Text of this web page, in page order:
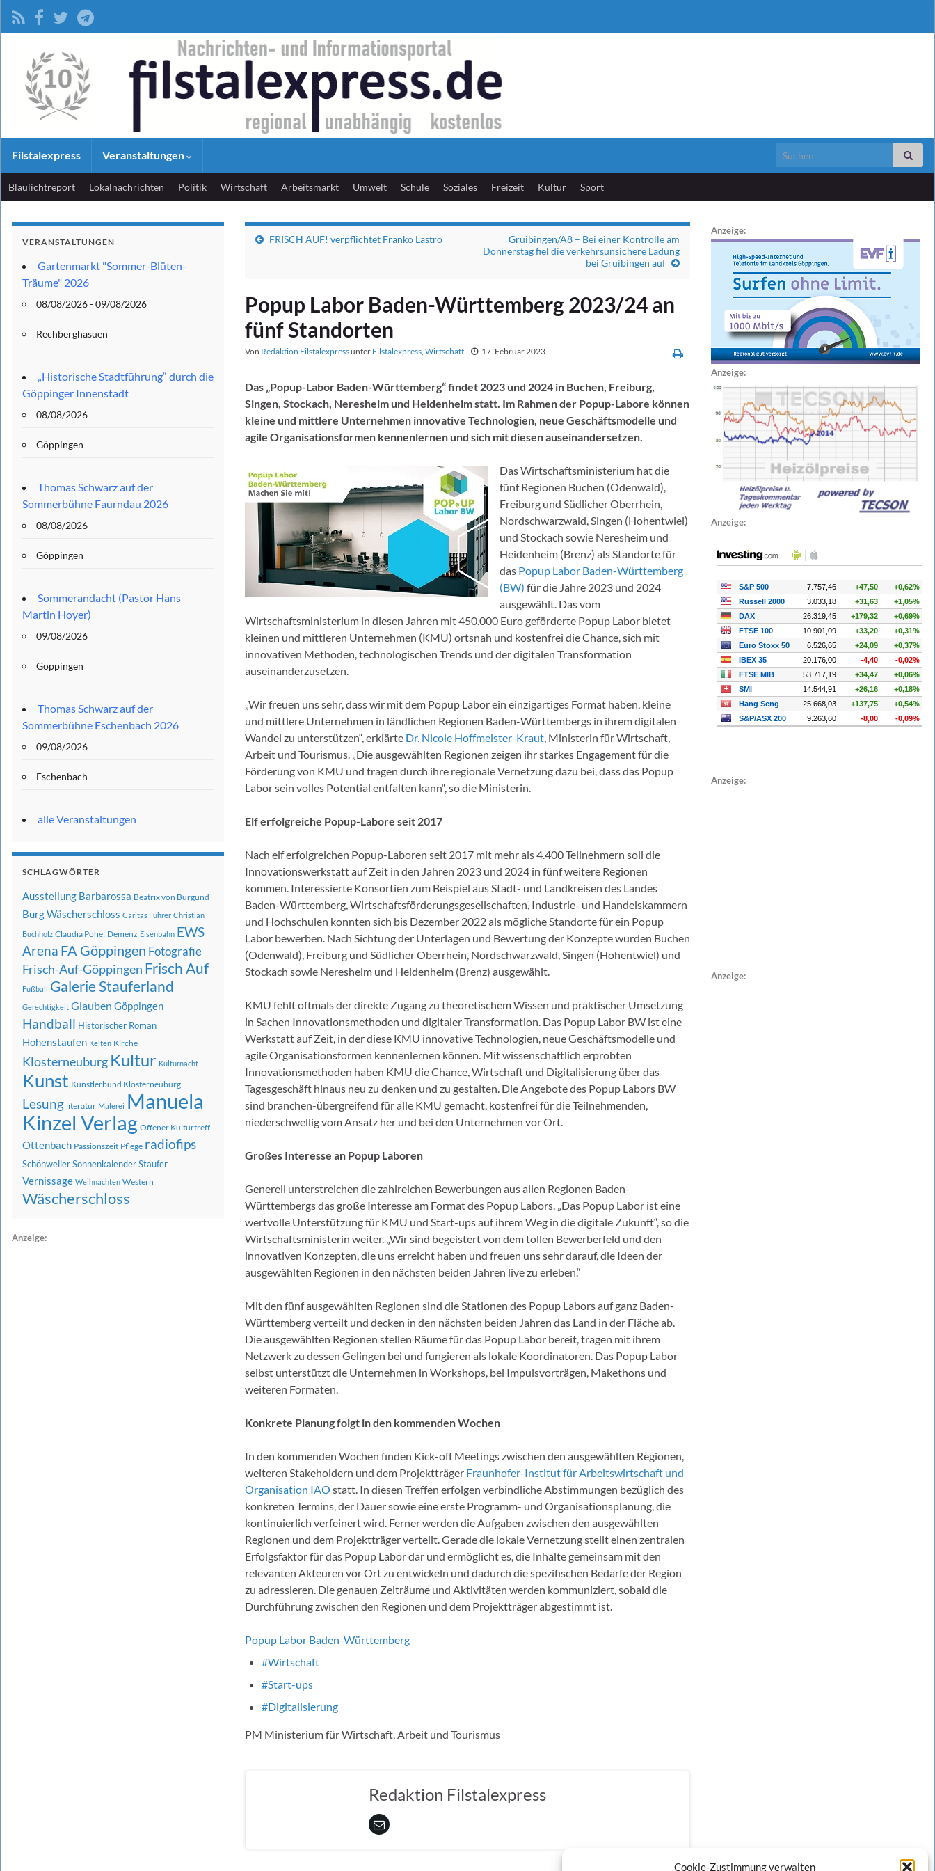
Cookie-Zustimmung verwalten
Filstalexpress Veranstaltungen Search for:
Blaulichtreport Lokalnachrichten Politik Wirtschaft Arbeitsmarkt Umwelt Schule Soziales Freizeit Kultur Sport
FRISCH AUF! verpflichtet Franko Lastro
Gruibingen/A8 – Bei einer Kontrolle am
Donnerstag fiel die verkehrsunsichere Ladung
bei Gruibingen auf
Popup Labor Baden-Württemberg 2023/24 an
fünf Standorten
Von Redaktion Filstalexpressunter Filstalexpress, Wirtschaft 17. Februar 2023
Das „Popup-Labor Baden-Württemberg“ findet 2023 und 2024 in Buchen, Freiburg,
Singen, Stockach, Neresheim und Heidenheim statt. Im Rahmen der Popup-Labore können
kleine und mittlere Unternehmen innovative Technologien, neue Geschäftsmodelle und
agile Organisationsformen kennenlernen und sich mit diesen auseinandersetzen.
Das Wirtschaftsministerium hat die
fünf Regionen Buchen (Odenwald),
Freiburg und Südlicher Oberrhein,
Nordschwarzwald, Singen (Hohentwiel)
und Stockach sowie Neresheim und
Heidenheim (Brenz) als Standorte für
das Popup Labor Baden-Württemberg
(BW) für die Jahre 2023 und 2024
ausgewählt. Das vom
Wirtschaftsministerium in diesen Jahren mit 450.000 Euro geförderte Popup Labor bietet
kleinen und mittleren Unternehmen (KMU) ortsnah und kostenfrei die Chance, sich mit
innovativen Methoden, technologischen Trends und der digitalen Transformation
auseinanderzusetzen.
„Wir freuen uns sehr, dass wir mit dem Popup Labor ein einzigartiges Format haben, kleine
und mittlere Unternehmen in ländlichen Regionen Baden-Württembergs in ihrem digitalen
Wandel zu unterstützen“, erklärte Dr. Nicole Hoffmeister-Kraut, Ministerin für Wirtschaft,
Arbeit und Tourismus. „Die ausgewählten Regionen zeigen ihr starkes Engagement für die
Förderung von KMU und tragen durch ihre regionale Vernetzung dazu bei, dass das Popup
Labor sein volles Potential entfalten kann“, so die Ministerin.
Elf erfolgreiche Popup-Labore seit 2017
Nach elf erfolgreichen Popup-Laboren seit 2017 mit mehr als 4.400 Teilnehmern soll die
Innovationswerkstatt auf Zeit in den Jahren 2023 und 2024 in fünf weitere Regionen
kommen. Interessierte Konsortien zum Beispiel aus Stadt- und Landkreisen des Landes
Baden-Württemberg, Wirtschaftsförderungsgesellschaften, Industrie- und Handelskammern
und Hochschulen konnten sich bis Dezember 2022 als mögliche Standorte für ein Popup
Labor bewerben. Nach Sichtung der Unterlagen und Bewertung der Konzepte wurden Buchen
(Odenwald), Freiburg und Südlicher Oberrhein, Nordschwarzwald, Singen (Hohentwiel) und
Stockach sowie Neresheim und Heidenheim (Brenz) ausgewählt.
KMU fehlt oftmals der direkte Zugang zu theoretischem Wissen und praktischer Umsetzung
in Sachen Innovationsmethoden und digitaler Transformation. Das Popup Labor BW ist eine
Werkstatt auf Zeit, in der diese KMU innovative Technologien, neue Geschäftsmodelle und
agile Organisationsformen kennenlernen können. Mit wissenschaftlich erprobten
Innovationsmethoden haben KMU die Chance, Wirtschaft und Digitalisierung über das
Tagesgeschäft hinaus neu zu denken und zu gestalten. Die Angebote des Popup Labors BW
sind branchen-übergreifend für alle KMU gemacht, kostenfrei für die Teilnehmenden,
niederschwellig vom Ansatz her und bei den Unternehmen vor Ort.
Großes Interesse an Popup Laboren
Generell unterstreichen die zahlreichen Bewerbungen aus allen Regionen Baden-
Württembergs das große Interesse am Format des Popup Labors. „Das Popup Labor ist eine
wertvolle Unterstützung für KMU und Start-ups auf ihrem Weg in die digitale Zukunft“, so die
Wirtschaftsministerin weiter. „Wir sind begeistert von dem tollen Bewerberfeld und den
innovativen Konzepten, die uns erreicht haben und freuen uns sehr darauf, die Ideen der
ausgewählten Regionen in den nächsten beiden Jahren live zu erleben.“
Mit den fünf ausgewählten Regionen sind die Stationen des Popup Labors auf ganz Baden-
Württemberg verteilt und decken in den nächsten beiden Jahren das Land in der Fläche ab.
Die ausgewählten Regionen stellen Räume für das Popup Labor bereit, tragen mit ihrem
Netzwerk zu dessen Gelingen bei und fungieren als lokale Koordinatoren. Das Popup Labor
selbst unterstützt die Unternehmen in Workshops, bei Impulsvorträgen, Makethons und
weiteren Formaten.
Konkrete Planung folgt in den kommenden Wochen
In den kommenden Wochen finden Kick-off Meetings zwischen den ausgewählten Regionen,
weiteren Stakeholdern und dem Projektträger Fraunhofer-Institut für Arbeitswirtschaft und
Organisation IAO statt. In diesen Treffen erfolgen verbindliche Abstimmungen bezüglich des
konkreten Termins, der Dauer sowie eine erste Programm- und Organisationsplanung, die
kontinuierlich verfeinert wird. Ferner werden die Aufgaben zwischen den ausgewählten
Regionen und dem Projektträger verteilt. Gerade die lokale Vernetzung stellt einen zentralen
Erfolgsfaktor für das Popup Labor dar und ermöglicht es, die Inhalte gemeinsam mit den
relevanten Akteuren vor Ort zu entwickeln und dadurch die spezifischen Bedarfe der Region
zu adressieren. Die genauen Zeiträume und Aktivitäten werden kommuniziert, sobald die
Durchführung zwischen den Regionen und dem Projektträger abgestimmt ist.
Popup Labor Baden-Württemberg
#Wirtschaft
#Start-ups
#Digitalisierung
PM Ministerium für Wirtschaft, Arbeit und Tourismus
Redaktion Filstalexpress
VERANSTALTUNGEN
Gartenmarkt "Sommer-Blüten-
Träume" 2026
08/08/2026 - 09/08/2026
Rechberghasuen
„Historische Stadtführung“ durch die
Göppinger Innenstadt
08/08/2026
Göppingen
Thomas Schwarz auf der
Sommerbühne Faurndau 2026
08/08/2026
Göppingen
Sommerandacht (Pastor Hans
Martin Hoyer)
09/08/2026
Göppingen
Thomas Schwarz auf der
Sommerbühne Eschenbach 2026
09/08/2026
Eschenbach
alle Veranstaltungen
SCHLAGWÖRTER
Ausstellung Barbarossa Beatrix von Burgund
Burg Wäscherschloss Caritas Führer Christian
Buchholz Claudia Pohel Demenz Eisenbahn EWS
Arena FA Göppingen Fotografie
Frisch-Auf-Göppingen Frisch Auf
Fußball Galerie Stauferland
Gerechtigkeit Glauben Göppingen
Handball Historischer Roman
Hohenstaufen Kelten Kirche
Klosterneuburg Kultur Kulturnacht
Kunst Künstlerbund Klosterneuburg
Lesung literatur Malerei Manuela
Kinzel Verlag Offener Kulturtreff
Ottenbach Passionszeit Pflege radiofips
SchönweilerSonnenkalenderStaufer
Vernissage Weihnachten Western
Wäscherschloss
Anzeige:
Anzeige:
Anzeige:
Anzeige:
Anzeige:
Anzeige: